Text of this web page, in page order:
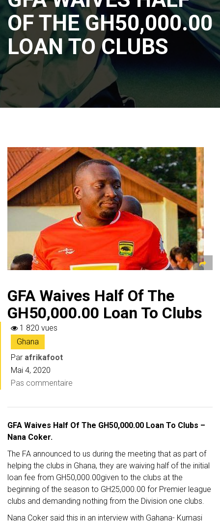
OF THE GH50,000.00
LOAN TO CLUBS
GFA Waives Half Of The
GH50,000.00 Loan To Clubs
1 820 vues
Ghana
Par afrikafoot
Mai 4, 2020
Pas commentaire
GFA Waives Half Of The GH50,000.00 Loan To Clubs –
Nana Coker.
The FA announced to us during the meeting that as part of
helping the clubs in Ghana, they are waiving half of the initial
loan fee from GH50,000.00given to the clubs at the
beginning of the season to GH25,000.00 for Premier league
clubs and demanding nothing from the Division one clubs.
Nana Coker said this in an interview with Gahana- Kumasi